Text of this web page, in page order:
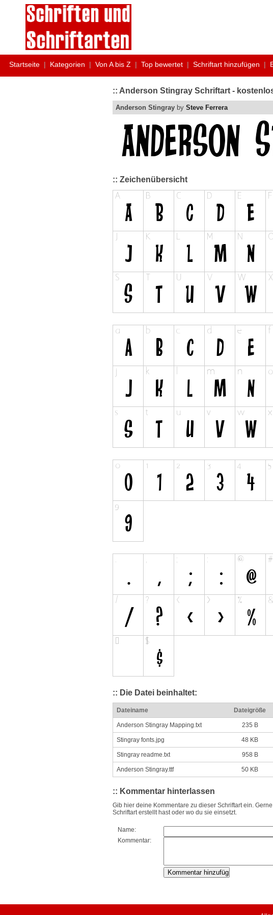
Startseite | Kategorien | Von A bis Z | Top bewertet | Schriftart hinzufügen |
:: Anderson Stingray Schriftart -
Anderson Stingrayby Steve Ferrera
:: Zeichenübersicht
:: Die Datei beinhaltet:
Dateiname Dateigröße
Anderson Stingray Mapping.txt 235 B
Stingray fonts.jpg 48 KB
Stingray readme.txt 958 B
Anderson Stingray.ttf 50 KB
:: Kommentar hinterlassen
Gib hier deine Kommentare zu dieser Schriftart ein.
Schriftart erstellt hast oder wo du sie einsetzt.
Name:
Kommentar: